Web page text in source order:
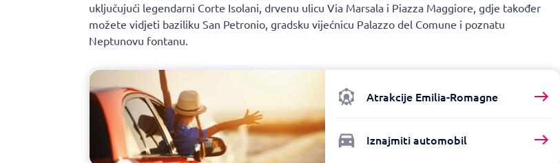
uključujući legendarni Corte Isolani, drvenu ulicu Via Marsala i Piazza Maggiore, gdje također
možete vidjeti baziliku San Petronio, gradsku vijećnicu Palazzo del Comune i poznatu
Neptunovu fontanu.
Atrakcije Emilia-Romagne
Iznajmiti automobil